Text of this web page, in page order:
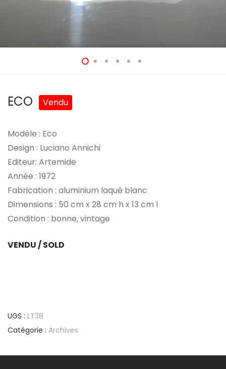
ECO
Modèle : Eco
Design : Luciano Annichi
Editeur: Artemide
Année : 1972
Fabrication : aluminium laqué blanc
Dimensions : 50 cm x 28 cm h x 13 cm l
Condition : bonne, vintage
VENDU / SOLD
UGS : LT38
Catégorie : Archives